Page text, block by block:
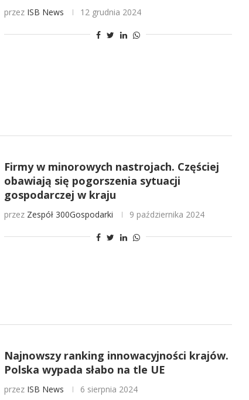
przez ISB News 12 grudnia 2024
Firmy w minorowych nastrojach. Częściej
obawiają się pogorszenia sytuacji
gospodarczej w kraju
przez Zespół 300Gospodarki 9 października 2024
Najnowszy ranking innowacyjności krajów.
Polska wypada słabo na tle UE
przez ISB News 6 sierpnia 2024